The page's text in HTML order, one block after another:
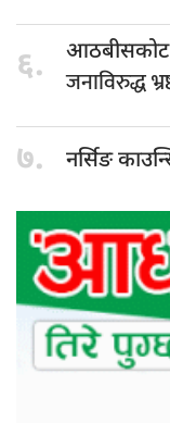
६. आठबीसकोट
जनाविरुद्ध
७. नर्सिङ